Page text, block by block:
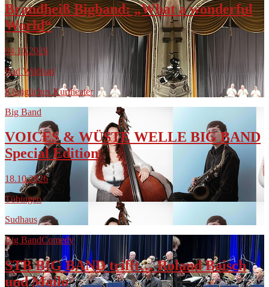
Brandheiß Bigband: „What a wonderful
World“
04.10.2026
Bad Wildbad
Königliches Kurtheater
Big Band
VOICES & WÜSTE WELLE BIG BAND
Special Edition
18.10.2026
Tübingen
Sudhaus
Big BandComedy
STB BIG BAND trifft… Roland Baisch
und Mailo